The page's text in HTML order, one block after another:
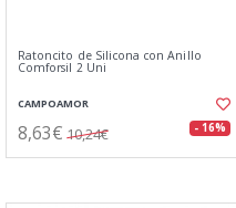
Ratoncito de Silicona con Anillo
Comforsil 2 Uni
CAMPOAMOR
8,63€ 10,24€ - 16%